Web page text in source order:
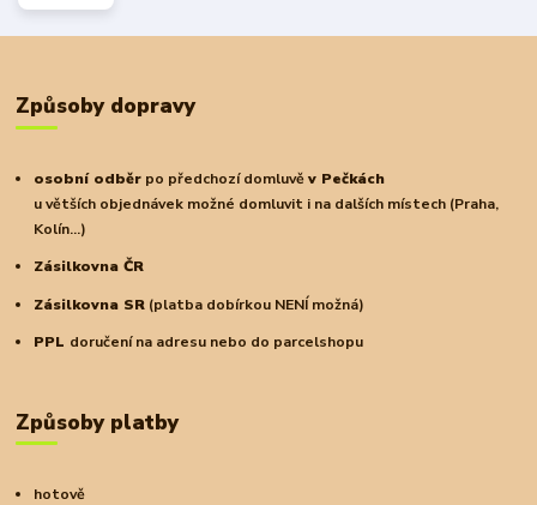
Způsoby dopravy
osobní odběr po předchozí domluvěv Pečkách
u větších objednávek možné domluvit i na dalších místech (Praha,
Kolín...)
Zásilkovna ČR
Zásilkovna SR (platba dobírkou NENÍ možná)
PPL doručení na adresu nebo do parcelshopu
Způsoby platby
hotově